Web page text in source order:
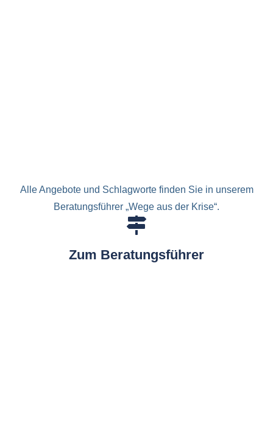
Alle Angebote und Schlagworte finden Sie in unserem
Beratungsführer „Wege aus der Krise“.
Zum Beratungsführer